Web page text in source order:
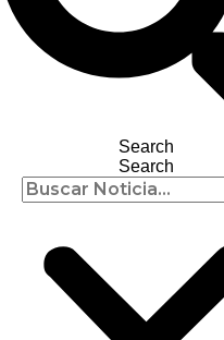
Search
Search